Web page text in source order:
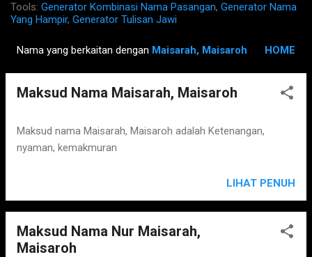
Tools: Generator Kombinasi Nama Pasangan, Generator Nama
Yang Hampir, Generator Tulisan Jawi
o
Nama yang berkaitan dengan Maisarah, Maisaroh HOME
Maksud Nama Maisarah, Maisaroh
Maksud nama Maisarah, Maisaroh adalah Ketenangan,
nyaman, kemakmuran
LIHAT PENUH
Maksud Nama Nur Maisarah,
Maisaroh